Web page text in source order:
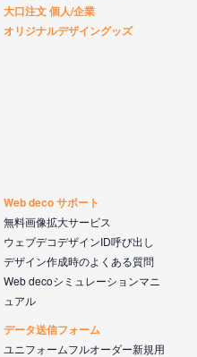
大口注文 個人/企業
オリジナルデザイングッズ
Web deco サポート
無料画像拡大サービス
ウェブデコデザインID呼び出し
デザイン作成時のよくある質問
Web decoシミュレーションマニ
ュアル
データ送信フォーム
ユニフォームフルオーダー新規用